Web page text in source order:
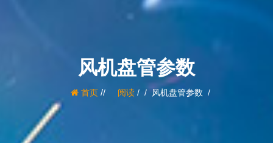
风机盘管参数
首页/ 阅读/ 风机盘管参数